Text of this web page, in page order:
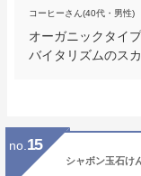
コーヒーさん(40代・男性)
オーガニックタイ
バイタリズムのス
no. 15